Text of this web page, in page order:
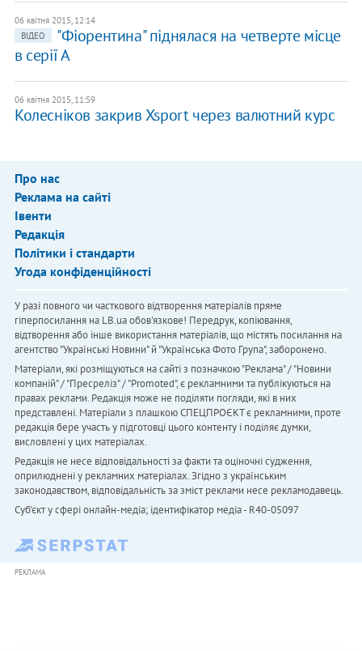
06 квітня 2015, 12:14
ВІДЕО
"Фіорентина" піднялася на четверте місце
в серії А
06 квітня 2015, 11:59
Колесніков закрив Xsport через валютний курс
Про нас
Реклама на сайті
Івенти
Редакція
Політики і стандарти
Угода конфіденційності
У разі повного чи часткового відтворення матеріалів пряме
гіперпосилання на LB.ua обов'язкове! Передрук, копіювання,
відтворення або інше використання матеріалів, що містять посилання на
агентство "Українськi Новини" й "Українська Фото Група", заборонено.
Матеріали, які розміщуються на сайті з позначкою "Реклама" / "Новини
компаній" / "Пресреліз" / "Promoted", є рекламними та публікуються на
правах реклами. Редакція може не поділяти погляди, які в них
представлені. Матеріали з плашкою СПЕЦПРОЄКТ є рекламними, проте
редакція бере участь у підготовці цього контенту і поділяє думки,
висловлені у цих матеріалах.
Редакція не несе відповідальності за факти та оціночні судження,
оприлюднені у рекламних матеріалах. Згідно з українським
законодавством, відповідальність за зміст реклами несе рекламодавець.
Cуб'єкт у сфері онлайн-медіа; ідентифікатор медіа - R40-05097
РЕКЛАМА